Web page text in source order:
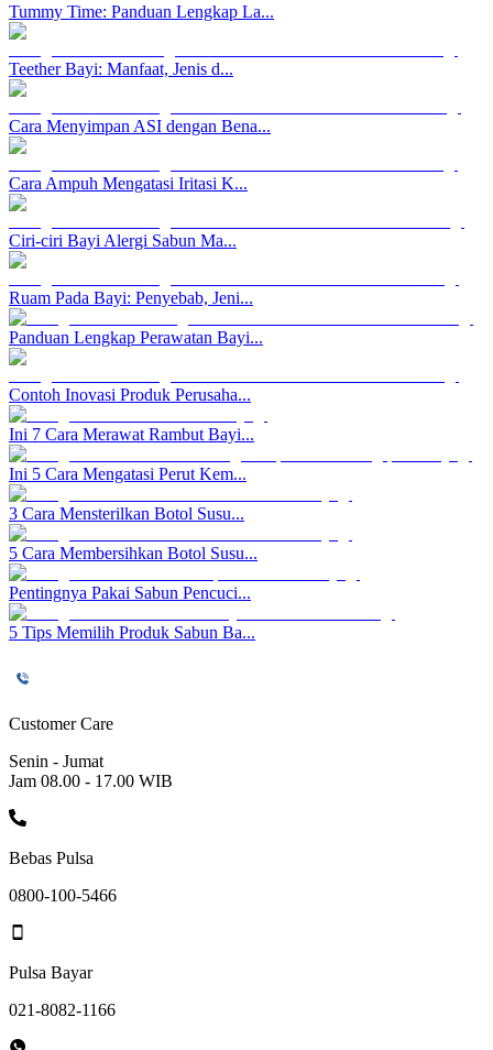
Tummy Time: Panduan Lengkap La...
Teether Bayi: Manfaat, Jenis d...
Cara Menyimpan ASI dengan Bena...
Cara Ampuh Mengatasi Iritasi K...
Ciri-ciri Bayi Alergi Sabun Ma...
Ruam Pada Bayi: Penyebab, Jeni...
Panduan Lengkap Perawatan Bayi...
Contoh Inovasi Produk Perusaha...
Ini 7 Cara Merawat Rambut Bayi...
Ini 5 Cara Mengatasi Perut Kem...
3 Cara Mensterilkan Botol Susu...
5 Cara Membersihkan Botol Susu...
Pentingnya Pakai Sabun Pencuci...
5 Tips Memilih Produk Sabun Ba...
Customer Care
Senin - Jumat
Jam 08.00 - 17.00 WIB
Bebas Pulsa
0800-100-5466
Pulsa Bayar
021-8082-1166